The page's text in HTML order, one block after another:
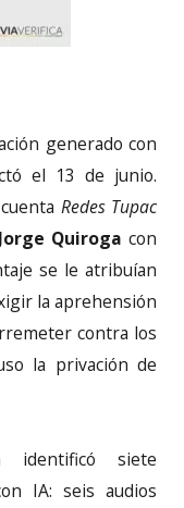
generado con
el 13 de junio.
Redes Tupac
Jorge Quiroga con
se le atribuían
la aprehensión
contra los
la privación de
identificó siete
IA: seis audios